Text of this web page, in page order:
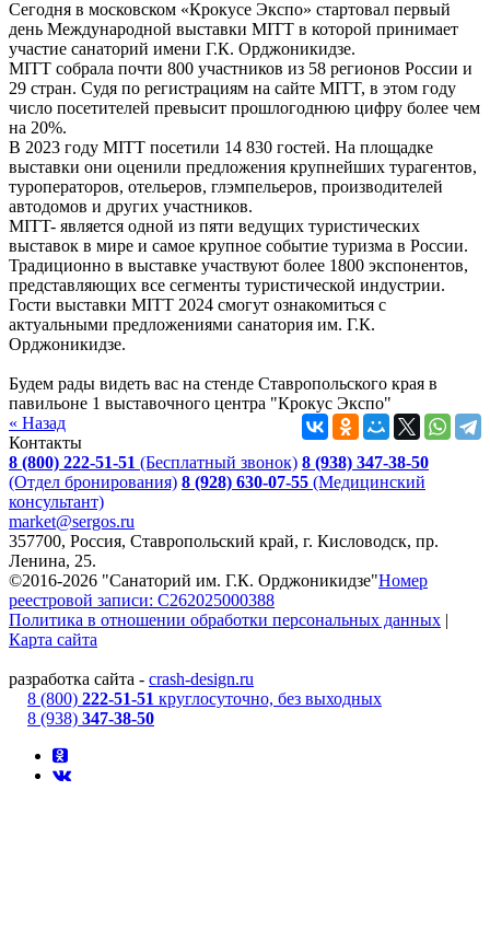
Сегодня в московском «Крокусе Экспо» стартовал первый
день Международной выставки MITT в которой принимает
участие санаторий имени Г.К. Орджоникидзе.
MITT собрала почти 800 участников из 58 регионов России и
29 стран. Судя по регистрациям на сайте MITT, в этом году
число посетителей превысит прошлогоднюю цифру более чем
на 20%.
В 2023 году MITT посетили 14 830 гостей. На площадке
выставки они оценили предложения крупнейших турагентов,
туроператоров, отельеров, глэмпельеров, производителей
автодомов и других участников.
MITT- является одной из пяти ведущих туристических
выставок в мире и самое крупное событие туризма в России.
Традиционно в выставке участвуют более 1800 экспонентов,
представляющих все сегменты туристической индустрии.
Гости выставки MITT 2024 смогут ознакомиться с
актуальными предложениями санатория им. Г.К.
Орджоникидзе.
Будем рады видеть вас на стенде Ставропольского края в
павильоне 1 выставочного центра "Крокус Экспо"
« Назад
Контакты
8 (800) 222-51-51 (Бесплатный звонок) 8 (938) 347-38-50
(Отдел бронирования) 8 (928) 630-07-55 (Медицинский
консультант)
market@sergos.ru
357700, Россия, Ставропольский край, г. Кисловодск, пр.
Ленина, 25.
©2016-2026 "Санаторий им. Г.К. Орджоникидзе"Номер
реестровой записи: С262025000388
Политика в отношении обработки персональных данных |
Карта сайта
разработка сайта - crash-design.ru
8 (800) 222-51-51 круглосуточно, без выходных
8 (938) 347-38-50